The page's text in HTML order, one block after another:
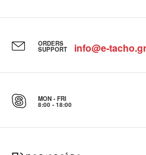
ORDERS
SUPPORT info@e-tacho.gr
MON - FRI
8:00 - 18:00